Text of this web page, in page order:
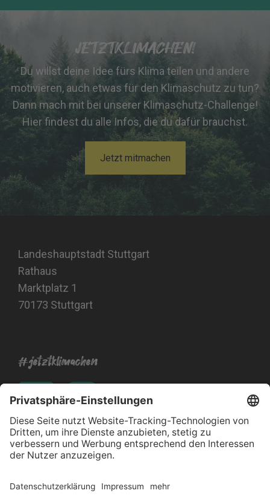
JETZTKLIMACHEN!
Du willst deine Idee fürs Klima teilen und andere
motivieren, auch etwas für den Klimaschutz zu tun?
Dann mach mit bei unserer Klimaschutz-Challenge!
Hier findest du alle Infos, die du dafür brauchst.
Jetzt mitmachen
Landeshauptstadt Stuttgart
Rathaus
Marktplatz 1
70173 Stuttgart
#jetztklimachen